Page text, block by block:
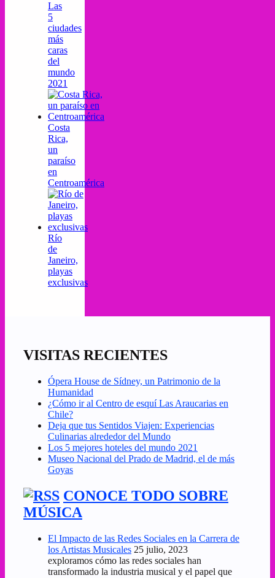
Las
5
ciudades
más
caras
del
mundo
2021
Costa
Rica,
un
paraíso
en
Centroamérica
Río
de
Janeiro,
playas
exclusivas
VISITAS RECIENTES
Ópera House de Sídney, un Patrimonio de la
Humanidad
¿Cómo ir al Centro de esquí Las Araucarias en
Chile?
Deja que tus Sentidos Viajen: Experiencias
Culinarias alrededor del Mundo
Los 5 mejores hoteles del mundo 2021
Museo Nacional del Prado de Madrid, el de más
Goyas
CONOCE TODO SOBRE
MÚSICA
El Impacto de las Redes Sociales en la Carrera de
los Artistas Musicales 25 julio, 2023
exploramos cómo las redes sociales han
transformado la industria musical y el papel que